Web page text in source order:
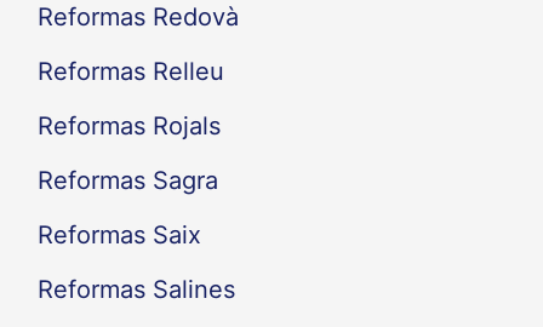
Reformas Redovà
Reformas Relleu
Reformas Rojals
Reformas Sagra
Reformas Saix
Reformas Salines